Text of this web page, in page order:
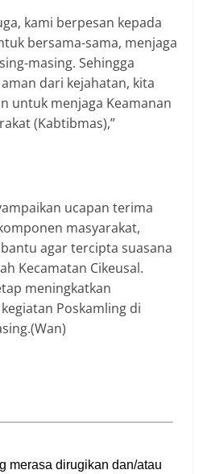
kami berpesan kepada
bersama-sama, menjaga
masing. Sehingga
dari kejahatan, kita
untuk menjaga Keamanan
(Kabtibmas),”
ucapan terima
masyarakat,
agar tercipta suasana
Kecamatan Cikeusal.
meningkatkan
Poskamling di